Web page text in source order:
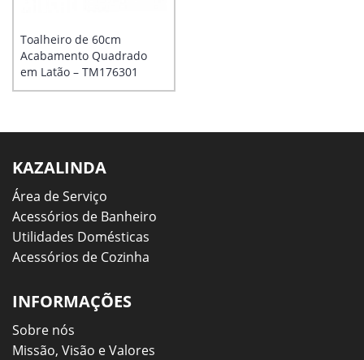
Toalheiro de 60cm
Acabamento Quadrado
em Latão – TM176301
KAZALINDA
Área de Serviço
Acessórios de Banheiro
Utilidades Domésticas
Acessórios de Cozinha
INFORMAÇÕES
Sobre nós
Missão, Visão e Valores